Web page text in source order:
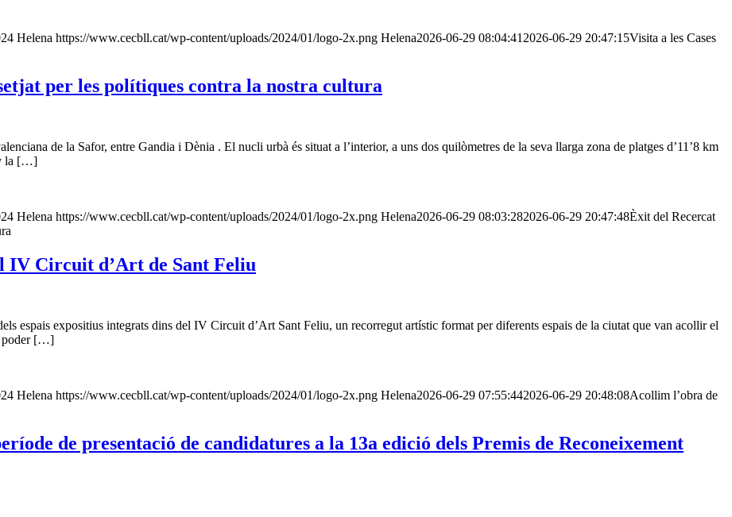
Helena https://www.cecbll.cat/wp-content/uploads/2024/01/logo-2x.png Helena2026-06-29 08:04:41 2026-06-29 20:47:15Visita a les Cases
per les polítiques contra la nostra cultura
de la Safor, entre Gandia i Dènia . El nucli urbà és situat a l’interior, a uns dos quilòmetres de la seva llarga zona de platges d’11’8 km
la […]
Helena https://www.cecbll.cat/wp-content/uploads/2024/01/logo-2x.png Helena2026-06-29 08:03:282026-06-29 20:47:48Èxit del Recercat
IV Circuit d’Art de Sant Feliu
espais expositius integrats dins del IV Circuit d’Art Sant Feliu, un recorregut artístic format per diferents espais de la ciutat que van acollir el
poder […]
Helena https://www.cecbll.cat/wp-content/uploads/2024/01/logo-2x.png Helena2026-06-29 07:55:442026-06-29 20:48:08Acollim l’obra de
de presentació de candidatures a la 13a edició dels Premis de Reconeixement